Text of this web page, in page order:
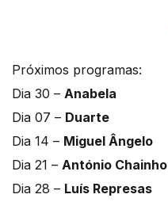
Próximos programas:
Dia 30 – Anabela
Dia 07 – Duarte
Dia 14 – Miguel Ângelo
Dia 21 – António Chainho
Dia 28 – Luís Represas